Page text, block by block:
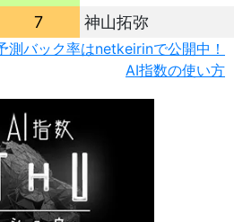
7 神山拓弥
測バック率はnetkeirinで公開中！
AI指数の使い方